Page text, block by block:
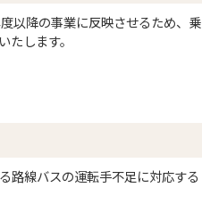
以降の事業に反映させるため、乗
します。
路線バスの運転手不足に対応する